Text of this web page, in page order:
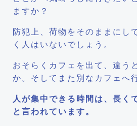
ますか？
防犯上、荷物をそのままにし
く人はいないでしょう。
おそらくカフェを出て、違う
か。そしてまた別なカフェへ
人が集中できる時間は、長く
と言われています。